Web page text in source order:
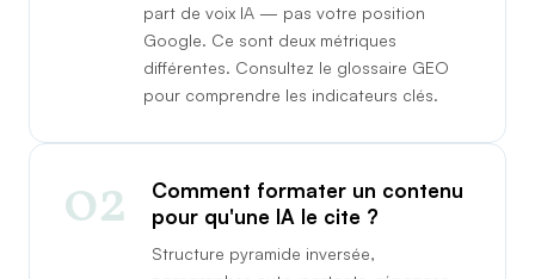
part de voix IA — pas votre position
Google. Ce sont deux métriques
différentes. Consultez le glossaire GEO
pour comprendre les indicateurs clés.
02
Comment formater un contenu
pour qu'une IA le cite ?
Structure pyramide inversée,